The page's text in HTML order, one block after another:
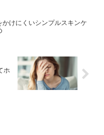
かけにくいシンプルスキンケ
ホ